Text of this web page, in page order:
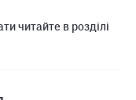
читайте в розділі